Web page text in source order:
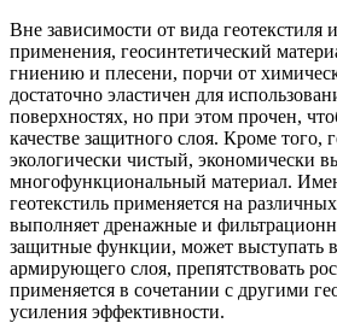
Вне зависимости от вида геотекстиля
применения, геосинтетический
гниению и плесени, порчи от
достаточно эластичен для
поверхностях, но при этом прочен,
качестве защитного слоя. Кроме того,
экологически чистый, экономически
многофункциональный материал.
геотекстиль применяется на
выполняет дренажные и
защитные функции, может выступать в
армирующего слоя, препятствовать
применяется в сочетании с другими
усиления эффективности.